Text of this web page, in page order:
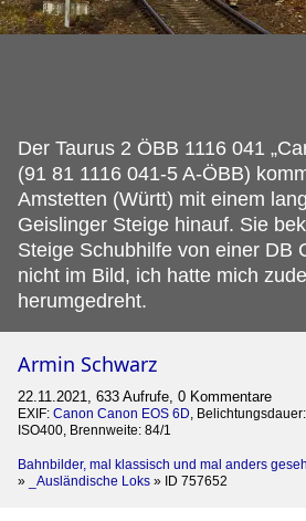
Der Taurus 2 ÖBB 1116 041
(91 81 1116 041-5 A-ÖBB)
Amstetten (Württ) mit einem
Geislinger Steige hinauf. Sie
Steige Schubhilfe von einer DB
nicht im Bild, ich hatte mich
herumgedreht.
Armin Schwarz
22.11.2021, 633 Aufrufe, 0 Kommentare
EXIF: Canon Canon EOS 6D,
ISO400, Brennweite: 84/1
Bahnbilder, mal klassisch und mal anders
»
_Ausländische Loks » ID 757652